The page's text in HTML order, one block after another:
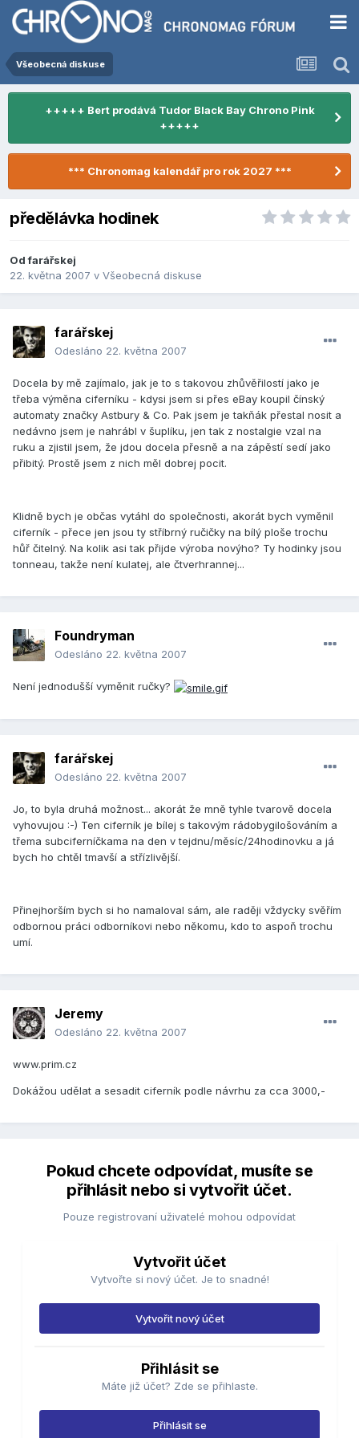
Všeobecná diskuse
+++++ Bert prodává Tudor Black Bay Chrono Pink
+++++
*** Chronomag kalendář pro rok 2027 ***
předělávka hodinek
Odfarářskej
22. května 2007 v Všeobecná diskuse
farářskej
Odesláno 22. května 2007
Docela by mě zajímalo, jak je to s takovou zhůvěřilostí jako je
třeba výměna ciferníku - kdysi jsem si přes eBay koupil čínský
automaty značky Astbury & Co. Pak jsem je takňák přestal nosit a
nedávno jsem je nahrábl v šuplíku, jen tak z nostalgie vzal na
ruku a zjistil jsem, že jdou docela přesně a na zápěstí sedí jako
přibitý. Prostě jsem z nich měl dobrej pocit.
Klidně bych je občas vytáhl do společnosti, akorát bych vyměnil
ciferník - přece jen jsou ty stříbrný ručičky na bílý ploše trochu
hůř čitelný. Na kolik asi tak přijde výroba novýho? Ty hodinky jsou
tonneau, takže není kulatej, ale čtverhrannej...
Foundryman
Odesláno 22. května 2007
Není jednodušší vyměnit ručky?
farářskej
Odesláno 22. května 2007
Jo, to byla druhá možnost... akorát že mně tyhle tvarově docela
vyhovujou :-) Ten ciferník je bílej s takovým rádobygilošováním a
třema subciferníčkama na den v tejdnu/měsíc/24hodinovku a já
bych ho chtěl tmavší a střízlivější.
Přinejhorším bych si ho namaloval sám, ale raději vždycky svěřím
odbornou práci odborníkovi nebo někomu, kdo to aspoň trochu
umí.
Jeremy
Odesláno 22. května 2007
www.prim.cz
Dokážou udělat a sesadit ciferník podle návrhu za cca 3000,-
Pokud chcete odpovídat, musíte se
přihlásit nebo si vytvořit účet.
Pouze registrovaní uživatelé mohou odpovídat
Vytvořit účet
Vytvořte si nový účet. Je to snadné!
Vytvořit nový účet
Přihlásit se
Máte již účet? Zde se přihlaste.
Přihlásit se